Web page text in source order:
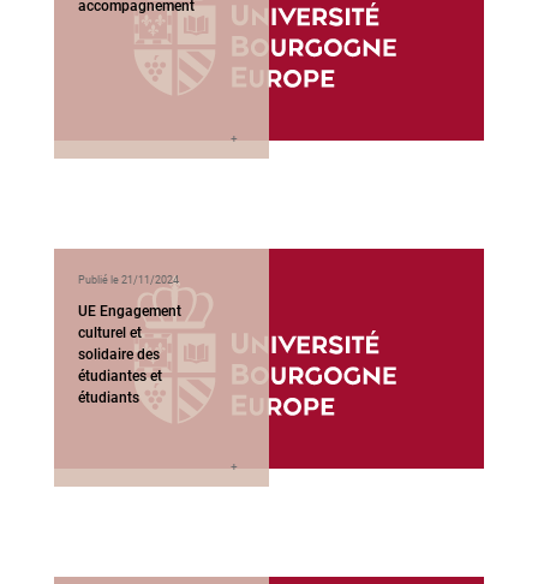
accompagnement
Publié le 21/11/2024
UE Engagement
culturel et
solidaire des
étudiantes et
étudiants